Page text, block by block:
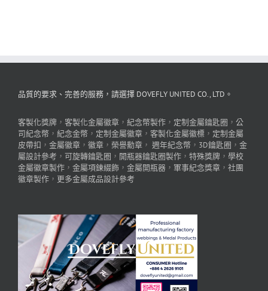
品質的要求、完善的服務，請選擇 DOVEFLY UNITED CO., LTD。
客製化獎牌 ， 客製化金屬徽章 ， 紀念幣製作 ， 定制金屬鑰匙圈 ， 公
司紀念幣 ， 紀念金幣 ， 定制金屬徽章 ， 客製化金屬徽標 ， 定制金屬
皮帶扣 ， 金屬徽章 ， 徽章 ， 榮譽勳章 ， 週年紀念幣 ， 3D鑰匙圈 ， 金
屬設計參考 ， 可旋轉鑰匙圈 ， 開瓶器鑰匙圈製作 ， 特殊獎牌 ， 學校
金屬徽章製作 ， 金屬項鍊綴飾 ， 金屬開瓶器 ， 軍事紀念獎章 ， 社團
徽章製作 ， 更多金屬成品設計參考